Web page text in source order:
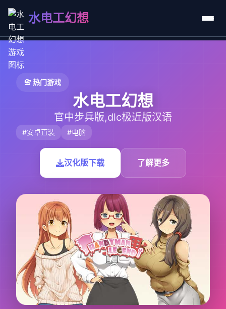
水电工幻想
📇 热门游戏
水电工幻想
官中步兵版,dlc极近版汉语
#安卓直装 #电脑
汉化版下载 了解更多